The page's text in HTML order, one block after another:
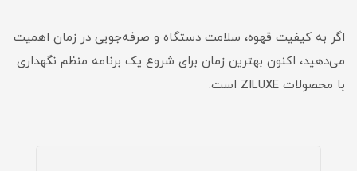
اگر به کیفیت قهوه، سلامت دستگاه و صرفه‌جویی در زمان اهمیت
می‌دهید، اکنون بهترین زمان برای شروع یک برنامه منظم نگهداری
با محصولات ZILUXE است.